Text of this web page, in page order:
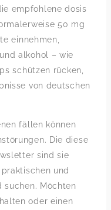
empfohlene dosis
50 mg
einnehmen,
alkohol – wie
schützen rücken,
von deutschen
fällen können
Die diese
sind sie
und
Möchten
oder einen